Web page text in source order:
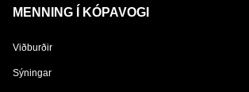
MENNING Í KÓPAVOGI
Viðburðir
Sýningar